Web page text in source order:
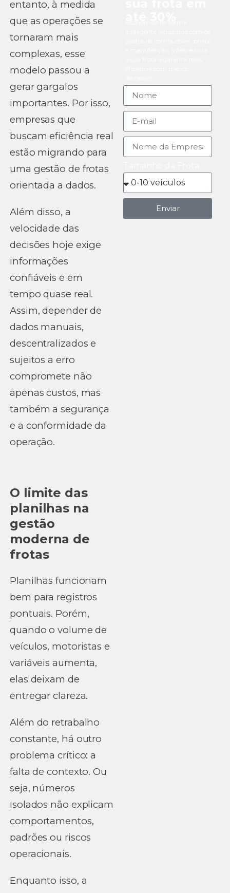
entanto, à medida
que as operações se
tornaram mais
complexas, esse
modelo passou a
gerar gargalos
importantes. Por isso,
empresas que
buscam eficiência real
estão migrando para
uma gestão de frotas
orientada a dados.
Além disso, a
velocidade das
decisões hoje exige
informações
confiáveis e em
tempo quase real.
Assim, depender de
dados manuais,
descentralizados e
sujeitos a erro
compromete não
apenas custos, mas
também a segurança
e a conformidade da
operação.
O limite das
planilhas na
gestão
moderna de
frotas
Planilhas funcionam
bem para registros
pontuais. Porém,
quando o volume de
veículos, motoristas e
variáveis aumenta,
elas deixam de
entregar clareza.
Além do retrabalho
constante, há outro
problema crítico: a
falta de contexto. Ou
seja, números
isolados não explicam
comportamentos,
padrões ou riscos
operacionais.
Enquanto isso, a
Enviar